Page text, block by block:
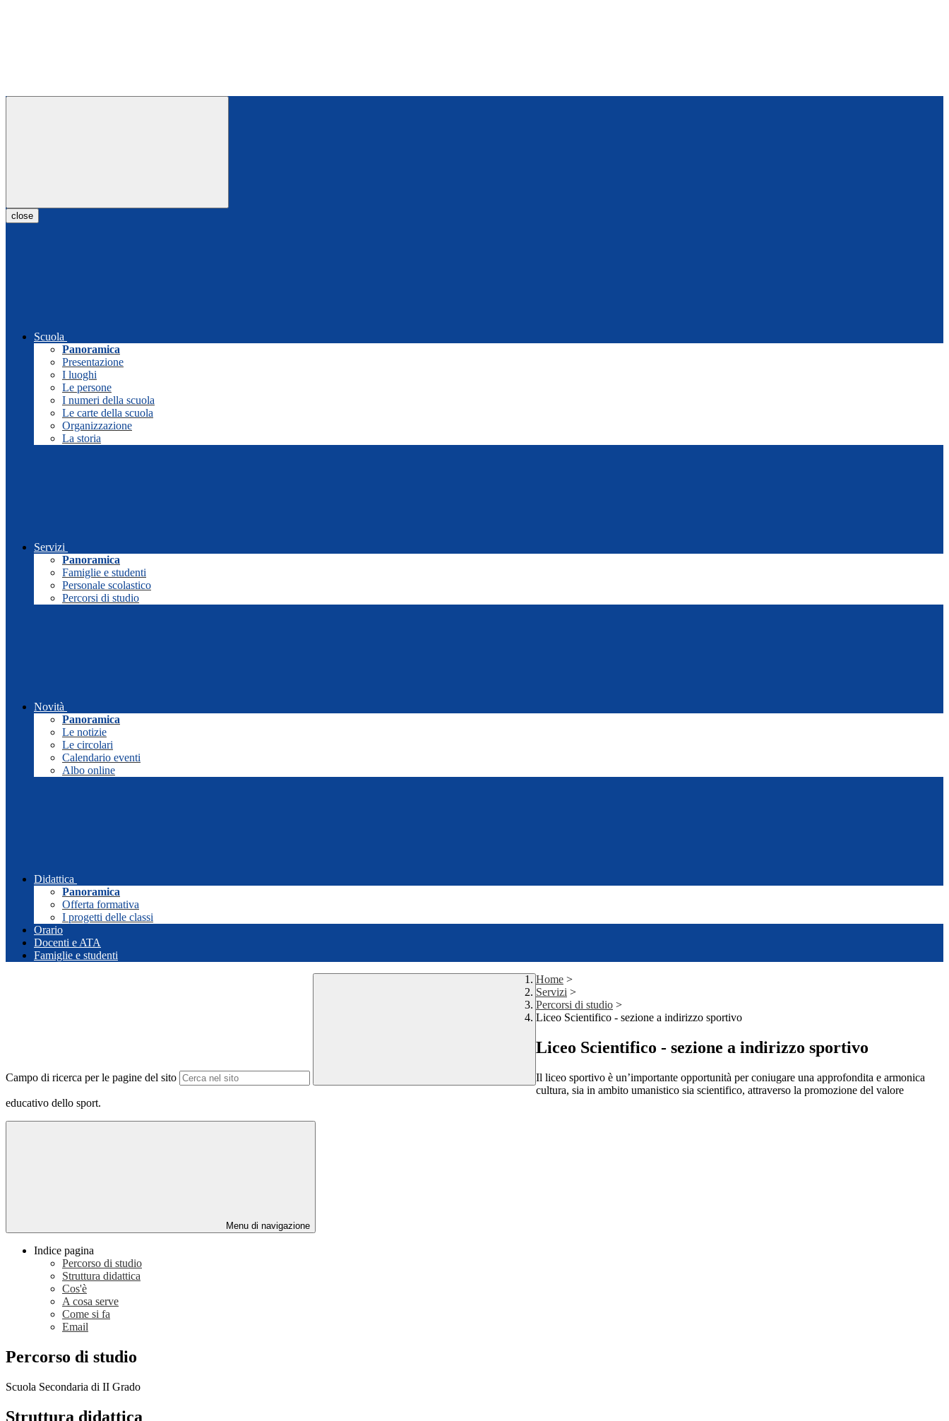
close
Scuola
Panoramica
Presentazione
I luoghi
Le persone
I numeri della scuola
Le carte della scuola
Organizzazione
La storia
Servizi
Panoramica
Famiglie e studenti
Personale scolastico
Percorsi di studio
Novità
Panoramica
Le notizie
Le circolari
Calendario eventi
Albo online
Didattica
Panoramica
Offerta formativa
I progetti delle classi
Orario
Docenti e ATA
Famiglie e studenti
Campo di ricerca per le pagine del sito
Home >
Servizi >
Percorsi di studio >
Liceo Scientifico - sezione a indirizzo sportivo
Liceo Scientifico - sezione a indirizzo sportivo
Il liceo sportivo è un’importante opportunità per coniugare una approfondita e armonica
cultura, sia in ambito umanistico sia scientifico, attraverso la promozione del valore
educativo dello sport.
Menu di navigazione
Indice pagina
Percorso di studio
Struttura didattica
Cos'è
A cosa serve
Come si fa
Email
Percorso di studio
Scuola Secondaria di II Grado
Struttura didattica